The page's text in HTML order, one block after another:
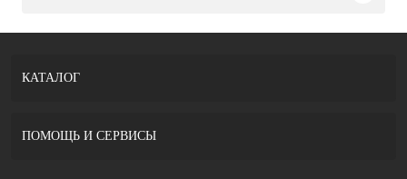
КАТАЛОГ
ПОМОЩЬ И СЕРВИСЫ